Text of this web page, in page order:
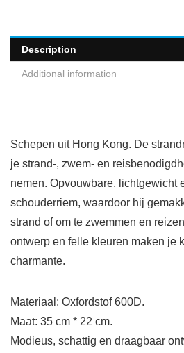
Description
Additional information
Schepen uit Hong Kong. De
je strand-, zwem- en
nemen. Opvouwbare, lichtgewicht
schouderriem, waardoor hij
strand of om te zwemmen en
ontwerp en felle kleuren maken je
charmante.
Materiaal: Oxfordstof 600D.
Maat: 35 cm * 22 cm.
Modieus, schattig en draagbaar